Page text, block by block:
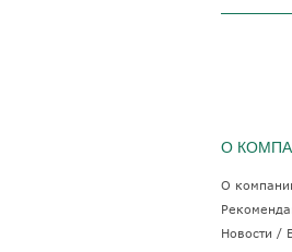
О
О
Новости /